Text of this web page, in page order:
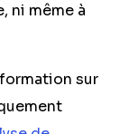
ni même à
sur